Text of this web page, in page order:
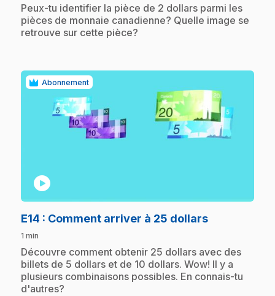
.Peux-tu identifier la pièce de 2 dollars parmi les
pièces de monnaie canadienne? Quelle image se
retrouve sur cette pièce?
Abonnement
play_circle
E14 : Comment arriver à 25 dollars.
1 min
.Découvre comment obtenir 25 dollars avec des
billets de 5 dollars et de 10 dollars. Wow! Il y a
plusieurs combinaisons possibles. En connais-tu
d'autres?